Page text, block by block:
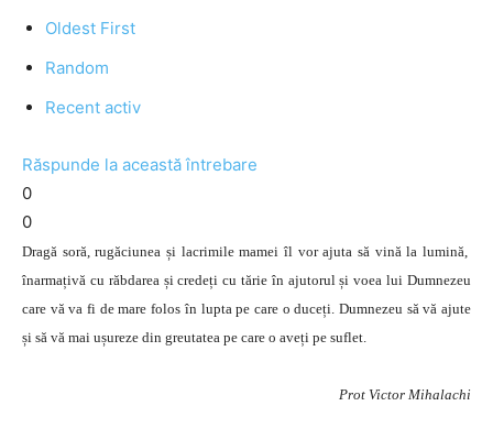
Oldest First
Random
Recent activ
Răspunde la această întrebare
0
0
Dragă soră, rugăciunea și lacrimile mamei îl vor ajuta să vină la lumină,
înarmațivă cu răbdarea și credeți cu tărie în ajutorul și voea lui Dumnezeu
care vă va fi de mare folos în lupta pe care o duceți. Dumnezeu să vă ajute
și să vă mai ușureze din greutatea pe care o aveți pe suflet.
Prot Victor Mihalachi